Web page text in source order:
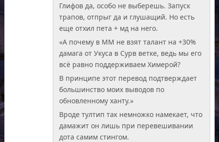
Глифов да, особо не выберешь. Запуск
трапов, отпрыг да и глушащий. Но есть
еще отхил пета + мд на него.
«А почему в ММ не взят талант на +30%
дамага от Укуса в Сурв ветке, ведь мы его
всё равно поддерживаем Химерой?
В принципе этот перевод подтверждает
большинство моих выводов по
обновленному ханту.»
Вроде тултип так немножко намекает, что
дамажит он лишь при перевешивании
дота самим стингом.